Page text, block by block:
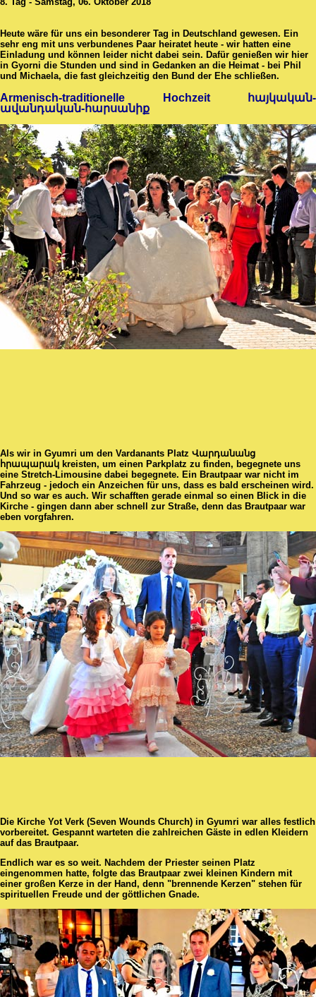
Heute wäre für uns ein besonderer Tag in Deutschland gewesen. Ein
sehr eng mit uns verbundenes Paar heiratet heute - wir hatten eine
Einladung und können leider nicht dabei sein. Dafür genießen wir hier
in Gyorni die Stunden und sind in Gedanken an die Heimat - bei Phil
und Michaela, die fast gleichzeitig den Bund der Ehe schließen.
Armenisch-traditionelle Hochzeit հայկական-
ավանդական-հարսանիք
Als wir in Gyumri um den Vardanants Platz Վարդանանց
հրապարակ kreisten, um einen Parkplatz zu finden, begegnete uns
eine Stretch-Limousine dabei begegnete. Ein Brautpaar war nicht im
Fahrzeug - jedoch ein Anzeichen für uns, dass es bald erscheinen wird.
Und so war es auch. Wir schafften gerade einmal so einen Blick in die
Kirche - gingen dann aber schnell zur Straße, denn das Brautpaar war
eben vorgfahren.
Die Kirche Yot Verk (Seven Wounds Church) in Gyumri war alles festlich
vorbereitet. Gespannt warteten die zahlreichen Gäste in edlen Kleidern
auf das Brautpaar.
Endlich war es so weit. Nachdem der Priester seinen Platz
eingenommen hatte, folgte das Brautpaar zwei kleinen Kindern mit
einer großen Kerze in der Hand, denn "brennende Kerzen" stehen für
spirituellen Freude und der göttlichen Gnade.